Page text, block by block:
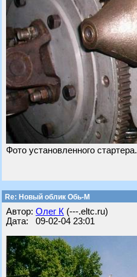
Фото установленного стартера.
Re: Новый облик Обь-М
Автор: Олег К (---.eltc.ru)
Дата: 09-02-04 23:01